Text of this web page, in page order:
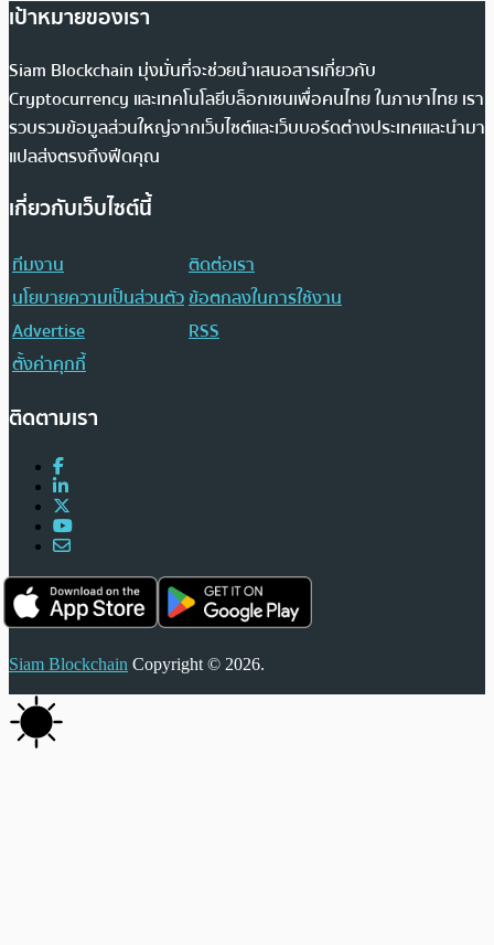
เป้าหมายของเรา
Siam Blockchain มุ่งมั่นที่จะช่วยนำเสนอสารเกี่ยวกับ
Cryptocurrency และเทคโนโลยีบล็อกเชนเพื่อคนไทย ในภาษาไทย เรา
รวบรวมข้อมูลส่วนใหญ่จากเว็บไซต์และเว็บบอร์ดต่างประเทศและนำมา
แปลส่งตรงถึงฟีดคุณ
เกี่ยวกับเว็บไซต์นี้
ทีมงาน
ติดต่อเรา
นโยบายความเป็นส่วนตัวข้อตกลงในการใช้งาน
Advertise
RSS
ตั้งค่าคุกกี้
ติดตามเรา
Siam Blockchain Copyright © 2026.